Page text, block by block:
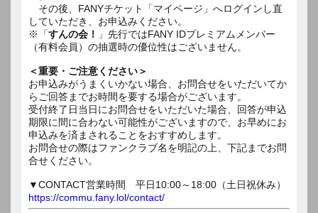
その後、FANYチケット「マイページ」へログインし直
していただき、お申込みください。
※「すんの会！
」先行ではFANY IDプレミアムメンバー
（有料会員）の抽選時の優位性はございません。
＜重要・ご注意ください＞
お申込みがうまくいかない場合、お問合せをいただいてか
らご回答までお時間を要する場合がございます。
受付終了日当日にお問合せをいただいた場合、回答が申込
期限に間に合わない可能性がございますので、お早めにお
申込みを済まされることをおすすめします。
お問合せの際はファンクラブ名を明記の上、下記までお問
合せください。
▼CONTACT営業時間 平日10:00～18:00（土日祝休み）
https://commu.fany.lol/contact/